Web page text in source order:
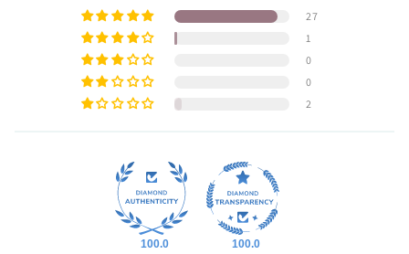
27
1
0
0
2
100.0 100.0